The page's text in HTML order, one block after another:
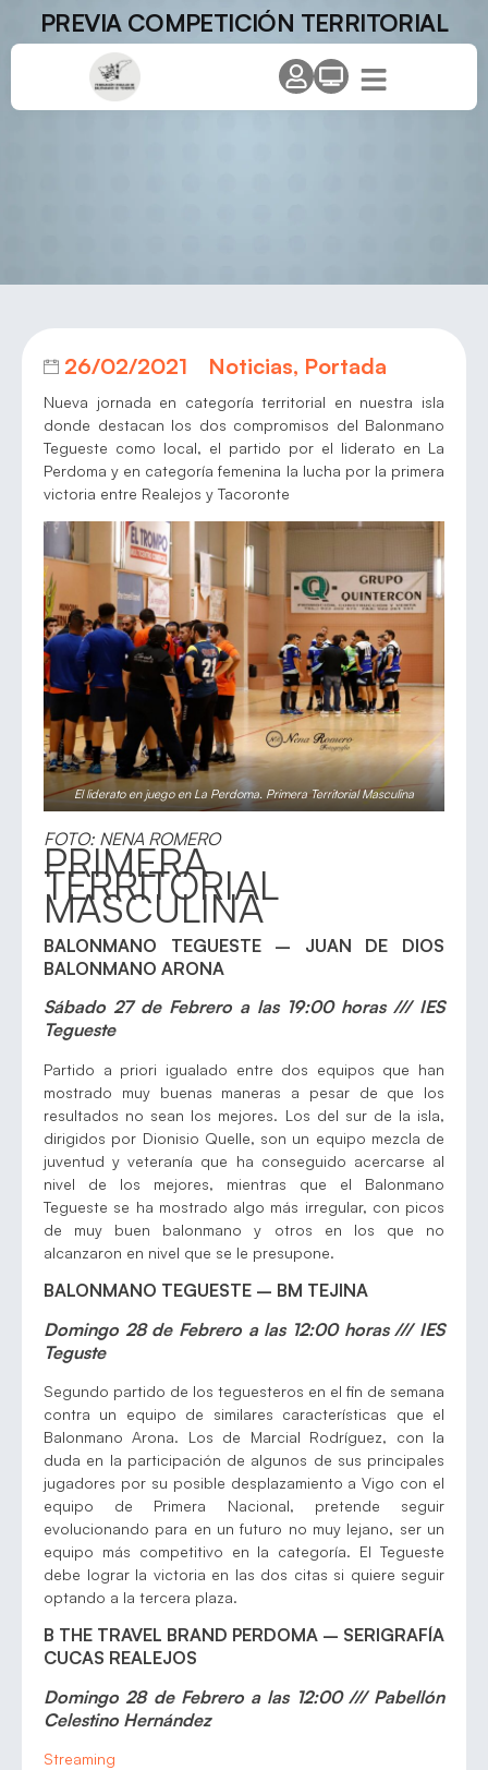
PREVIA COMPETICIÓN TERRITORIAL
26/02/2021 Noticias, Portada
Nueva jornada en categoría territorial en nuestra isla
donde destacan los dos compromisos del Balonmano
Tegueste como local, el partido por el liderato en La
Perdoma y en categoría femenina la lucha por la primera
victoria entre Realejos y Tacoronte
El liderato en juego en La Perdoma. Primera Territorial Masculina
FOTO: NENA ROMERO
PRIMERA
TERRITORIAL
MASCULINA
BALONMANO TEGUESTE – JUAN DE DIOS
BALONMANO ARONA
Sábado 27 de Febrero a las 19:00 horas /// IES
Tegueste
Partido a priori igualado entre dos equipos que han
mostrado muy buenas maneras a pesar de que los
resultados no sean los mejores. Los del sur de la isla,
dirigidos por Dionisio Quelle, son un equipo mezcla de
juventud y veteranía que ha conseguido acercarse al
nivel de los mejores, mientras que el Balonmano
Tegueste se ha mostrado algo más irregular, con picos
de muy buen balonmano y otros en los que no
alcanzaron en nivel que se le presupone.
BALONMANO TEGUESTE – BM TEJINA
Domingo 28 de Febrero a las 12:00 horas /// IES
Teguste
Segundo partido de los teguesteros en el fin de semana
contra un equipo de similares características que el
Balonmano Arona. Los de Marcial Rodríguez, con la
duda en la participación de algunos de sus principales
jugadores por su posible desplazamiento a Vigo con el
equipo de Primera Nacional, pretende seguir
evolucionando para en un futuro no muy lejano, ser un
equipo más competitivo en la categoría. El Tegueste
debe lograr la victoria en las dos citas si quiere seguir
optando a la tercera plaza.
B THE TRAVEL BRAND PERDOMA – SERIGRAFÍA
CUCAS REALEJOS
Domingo 28 de Febrero a las 12:00 /// Pabellón
Celestino Hernández
Streaming